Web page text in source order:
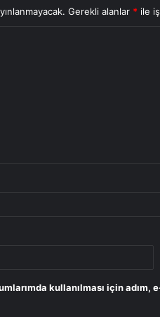
Gerekli alanlar * ile
kullanılması için adım,